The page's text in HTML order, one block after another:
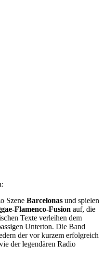
Szene Barcelonas und spielen
Flamenco-Fusion auf, die
Texte verleihen dem
Unterton. Die Band
der vor kurzem erfolgreich
der legendären Radio